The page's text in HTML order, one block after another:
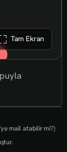
Tam Ekran
mail atabilir mi?)